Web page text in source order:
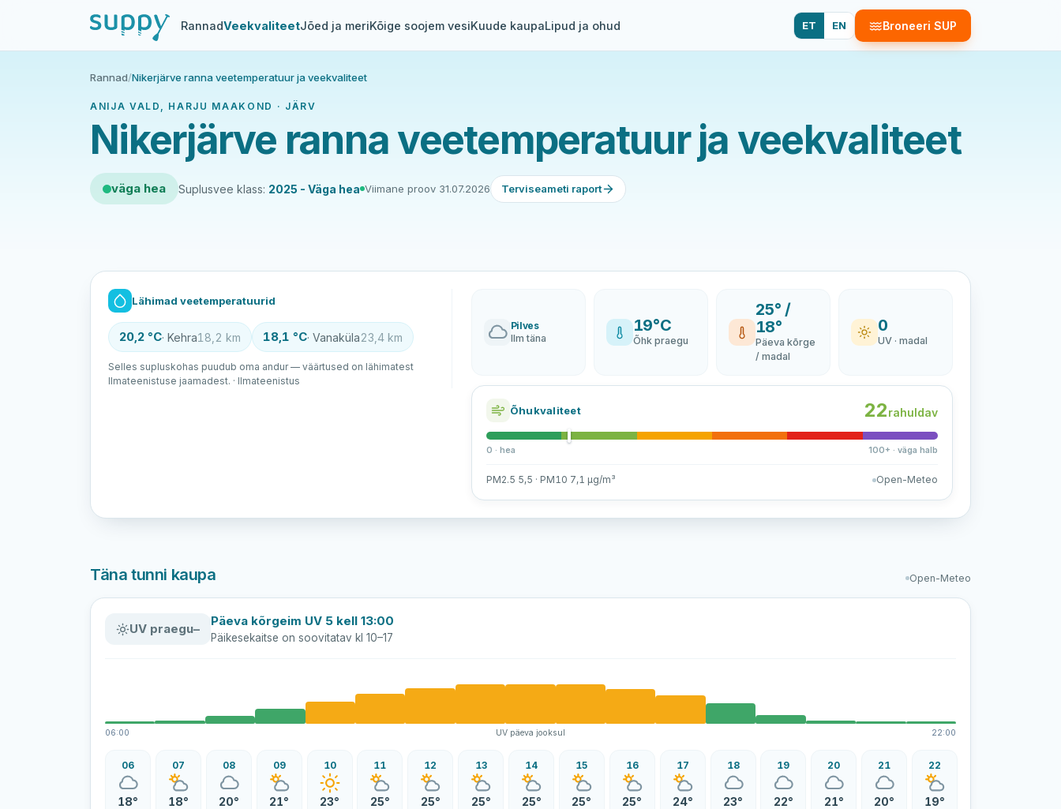
RannadVeekvaliteetJõed ja meriKõige soojem vesiKuude kaupaLipud ja ohud ET EN Broneeri SUP
Rannad/Nikerjärve ranna veetemperatuur ja veekvaliteet
ANIJA VALD, HARJU MAAKOND · JÄRV
Nikerjärve ranna veetemperatuur ja veekvaliteet
väga hea Suplusvee klass: 2025 - Väga hea Viimane proov 31.07.2026 Terviseameti raport
Lähimad veetemperatuurid
20,2 °C· Kehra18,2 km 18,1 °C· Vanaküla23,4 km
Selles supluskohas puudub oma andur — väärtused on lähimatest
Ilmateenistuse jaamadest. · Ilmateenistus
Pilves
Ilm täna
19°C
Õhk praegu
25° /
18°
Päeva kõrge
/ madal
0
UV · madal
Õhukvaliteet 22rahuldav
0 · hea 100+ · väga halb
PM2.5 5,5 · PM10 7,1 µg/m³ Open-Meteo
Täna tunni kaupa Open-Meteo
UV praegu–
Päeva kõrgeim UV 5 kell 13:00
Päikesekaitse on soovitatav kl 10–17
06:00 UV päeva jooksul 22:00
06
18°
07
18°
08
20°
09
21°
10
23°
11
25°
12
25°
13
25°
14
25°
15
25°
16
25°
17
24°
18
23°
19
22°
20
21°
21
20°
22
19°